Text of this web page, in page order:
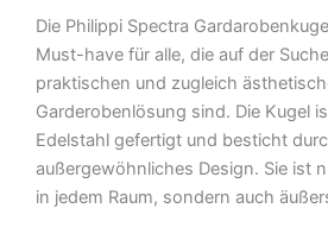
Die Philippi Spectra
Must-have für alle, die auf der
praktischen und zugleich
Garderobenlösung sind. Die Kugel
Edelstahl gefertigt und besticht
außergewöhnliches Design. Sie ist
in jedem Raum, sondern auch